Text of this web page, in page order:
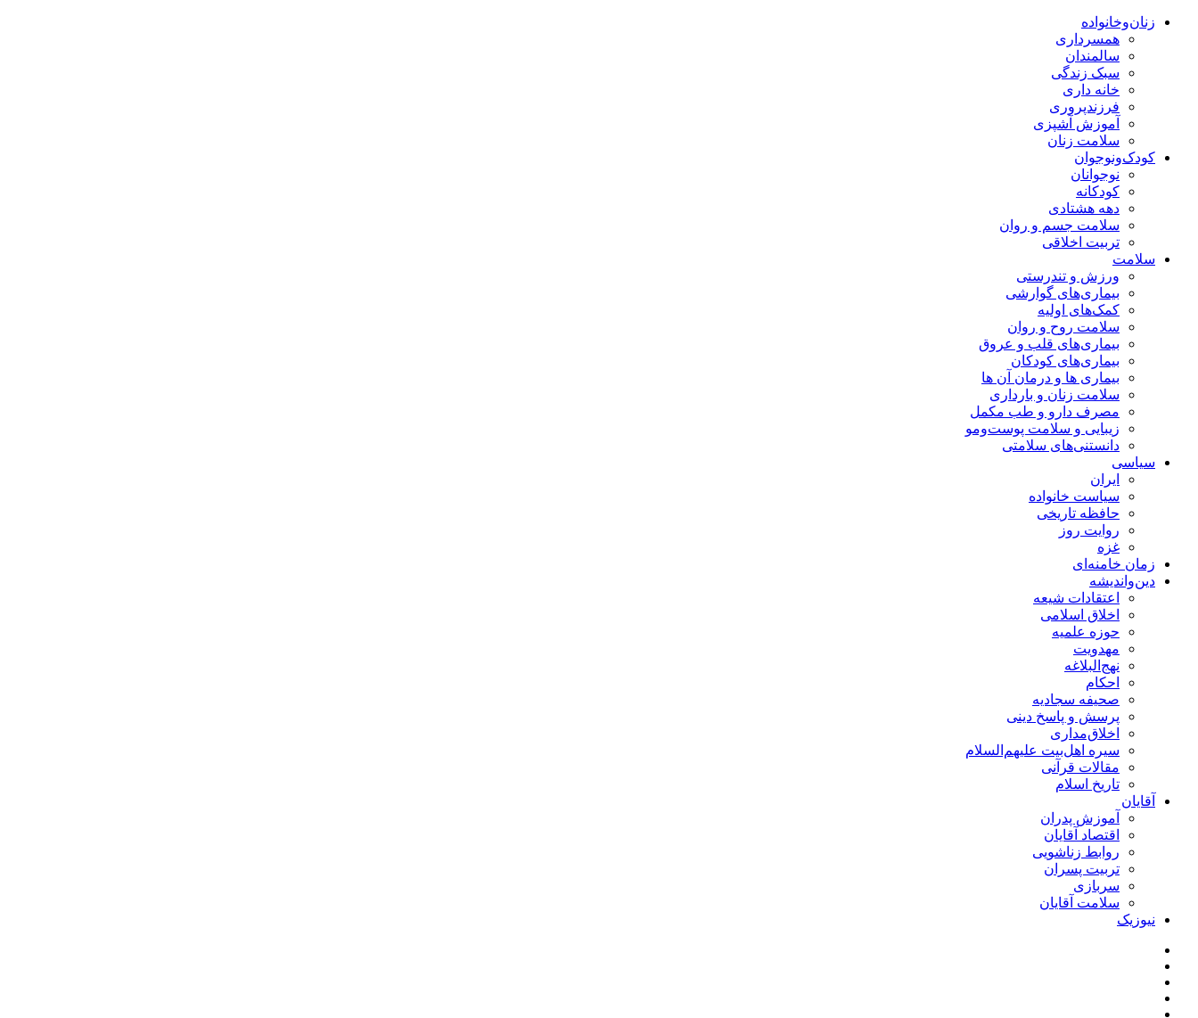
زنان‌وخانواده
همسرداری
سالمندان
سبک زندگی
خانه داری
فرزندپروری
آموزش آشپزی
سلامت زنان
کودک‌ونوجوان
نوجوانان
کودکانه
دهه هشتادی
سلامت جسم و روان
تربیت اخلاقی
سلامت
ورزش و تندرستی
بیماری‌های گوارشی
کمک‌های اولیه
سلامت روح و روان
بیماری‌های قلب و عروق
بیماری‌های کودکان
بیماری ها و درمان آن ها
سلامت زنان و بارداری
مصرف دارو و طب مکمل
زیبایی و سلامت پوست‌ومو
دانستنی‌های سلامتی
سیاسی
ایران
سیاست خانواده
حافظه تاریخی
روایت روز
غزه
زمان خامنه‌ای
دین‌واندیشه
اعتقادات شیعه
اخلاق اسلامی
حوزه علمیه
مهدویت
نهج‌البلاغه
احکام
صحیفه سجادیه
پرسش و پاسخ دینی
اخلاق‌مداری
سیره اهل‌بیت علیهم‌السلام
مقالات قرآنی
تاریخ اسلام
آقایان
آموزش پدران
اقتصاد آقایان
روابط زناشویی
تربیت پسران
سربازی
سلامت آقایان
نیوزیک